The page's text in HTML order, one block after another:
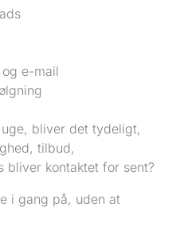
e-mail
bliver det tydeligt,
tilbud,
bliver kontaktet for sent?
i gang på, uden at